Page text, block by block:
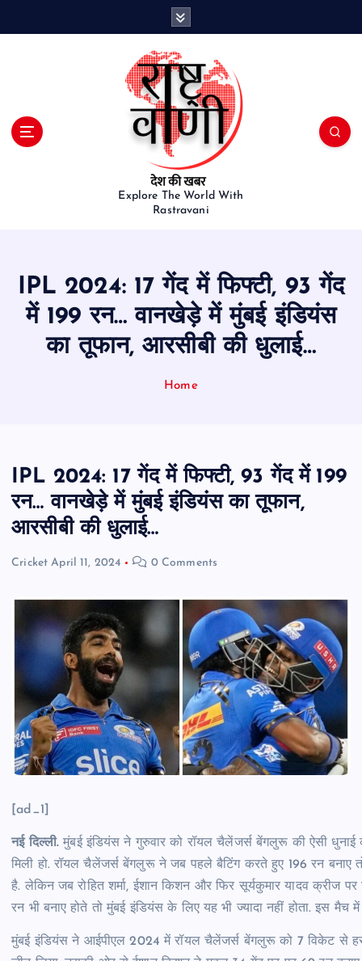
Explore The World With
Rastravani
IPL 2024: 17 गेंद में फिफ्टी, 93 गेंद
में 199 रन… वानखेड़े में मुंबई इंडियंस
का तूफान, आरसीबी की धुलाई…
Home
IPL 2024: 17 गेंद में फिफ्टी, 93 गेंद में 199
रन… वानखेड़े में मुंबई इंडियंस का तूफान,
आरसीबी की धुलाई…
Cricket April 11, 2024 0 Comments
[ad_1]
नई दिल्ली. मुंबई इंडियंस ने गुरुवार को रॉयल चैलेंजर्स बेंगलुरू की ऐसी
मिली हो. रॉयल चैलेंजर्स बेंगलुरू ने जब पहले बैटिंग करते हुए 196 रन
है. लेकिन जब रोहित शर्मा, ईशान किशन और फिर सूर्यकुमार यादव क्रीज
रन भी बनाए होते तो मुंबई इंडियंस के लिए यह भी ज्यादा नहीं होता. इस मैच
मुंबई इंडियंस ने आईपीएल 2024 में रॉयल चैलेंजर्स बेंगलुरू को 7 विकेट से